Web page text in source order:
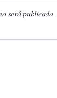
será publicada.